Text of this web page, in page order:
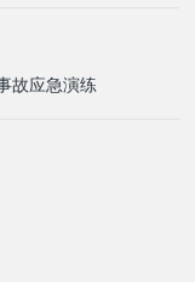
故应急演练